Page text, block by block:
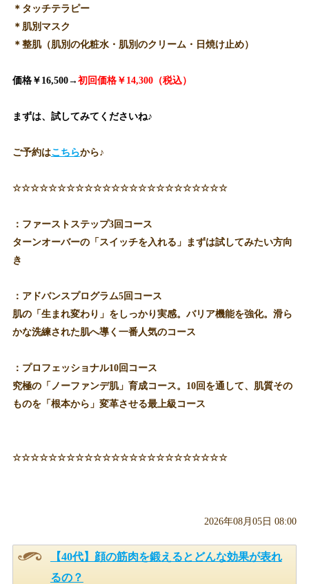
＊タッチテラピー
＊肌別マスク
＊整肌（肌別の化粧水・肌別のクリーム・日焼け止め）
価格￥16,500→ 初回価格￥14,300（税込）
まずは、試してみてくださいね♪
ご予約はこちらから♪
☆☆☆☆☆☆☆☆☆☆☆☆☆☆☆☆☆☆☆☆☆☆☆☆
：ファーストステップ3回コース
ターンオーバーの「スイッチを入れる」まずは試してみたい方向
き
：アドバンスプログラム5回コース
肌の「生まれ変わり」をしっかり実感。バリア機能を強化。滑ら
かな洗練された肌へ導く一番人気のコース
：プロフェッショナル10回コース
究極の「ノーファンデ肌」育成コース。10回を通して、肌質その
ものを「根本から」変革させる最上級コース
☆☆☆☆☆☆☆☆☆☆☆☆☆☆☆☆☆☆☆☆☆☆☆☆
2026年08月05日 08:00
【40代】顔の筋肉を鍛えるとどんな効果が表れ
るの？